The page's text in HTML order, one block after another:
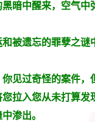
暗中醒来，空气中
被遗忘的罪孽之谜
见过奇怪的案件，
拉入您从未打算发
渗出。